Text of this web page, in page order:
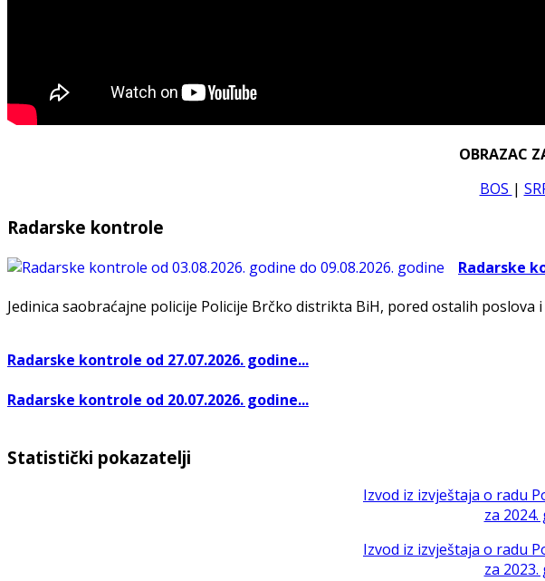
OBRAZAC
BOS |
Radarske kontrole
Radarske
Jedinica saobraćajne policije Policije Brčko distrikta BiH, pored ostalih poslova i
Radarske kontrole od 27.07.2026. godine...
Radarske kontrole od 20.07.2026. godine...
Statistički pokazatelji
Izvod iz izvještaja o radu
za
Izvod iz izvještaja o radu
za